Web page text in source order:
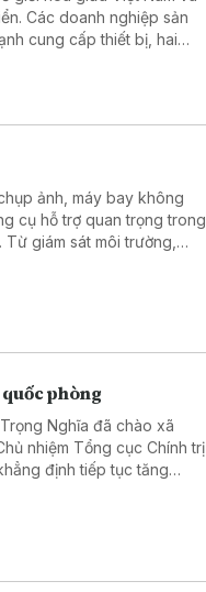
Các doanh nghiệp sản
cung cấp thiết bị, hai
ảnh, máy bay không
cụ hỗ trợ quan trọng trong
giám sát môi trường,
phòng
Nghĩa đã chào xã
nhiệm Tổng cục Chính trị
định tiếp tục tăng